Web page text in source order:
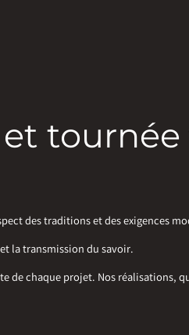
tournée
des traditions et des exigences
la transmission du savoir.
de chaque projet. Nos réalisations,